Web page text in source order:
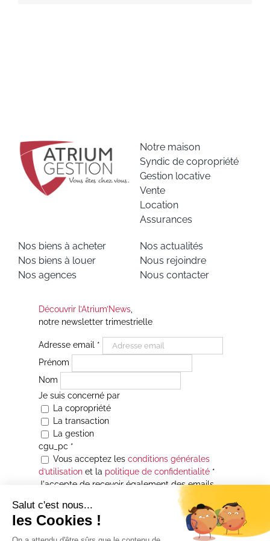
Notre maison
Syndic de copropriété
Gestion locative
Vente
Location
Assurances
Nos biens à acheter
Nos biens à louer
Nos agences
Nos actualités
Nous rejoindre
Nous contacter
Découvrir l’Atrium’News,
notre newsletter trimestrielle
Adresse email *
Prénom
Nom
Je suis concerné par
La copropriété
La transaction
La gestion
cgu_pc *
Vous acceptez les conditions générales
d’utilisationet la politique de confidentialité*
J'accepte de recevoir également des emails
Je souhaite être informé(e) de toutes les
actualités immobilières des agences de la
Maison Atrium Gestion. À tout moment, vous
pourrez utiliser le lien de désabonnement